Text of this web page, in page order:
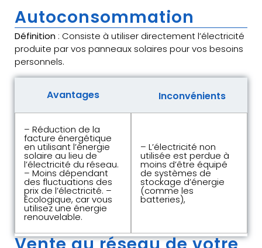
Autoconsommation
Définition : Consiste à utiliser directement l’électricité
produite par vos panneaux solaires pour vos besoins
personnels.
Avantages Inconvénients
– Réduction de la
facture énergétique
en utilisant l’énergie
solaire au lieu de
l’électricité du réseau.
– Moins dépendant
des fluctuations des
prix de l’électricité. –
Écologique, car vous
utilisez une énergie
renouvelable.
– L’électricité non
utilisée est perdue à
moins d’être équipé
de systèmes de
stockage d’énergie
(comme les
batteries),